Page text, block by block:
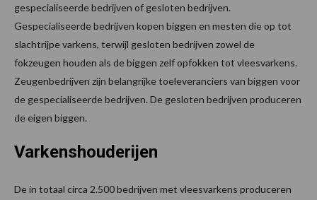
gespecialiseerde bedrijven of gesloten bedrijven.
Gespecialiseerde bedrijven kopen biggen en mesten die op tot
slachtrijpe varkens, terwijl gesloten bedrijven zowel de
fokzeugen houden als de biggen zelf opfokken tot vleesvarkens.
Zeugenbedrijven zijn belangrijke toeleveranciers van biggen voor
de gespecialiseerde bedrijven. De gesloten bedrijven produceren
de eigen biggen.
Varkenshouderijen
De in totaal circa 2.500 bedrijven met vleesvarkens produceren